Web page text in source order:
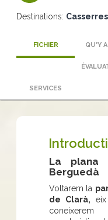
Destinations: Casserres
FICHIER QU'Y
SERVICES
La plana
Berguedà
Voltarem la
de Clarà,